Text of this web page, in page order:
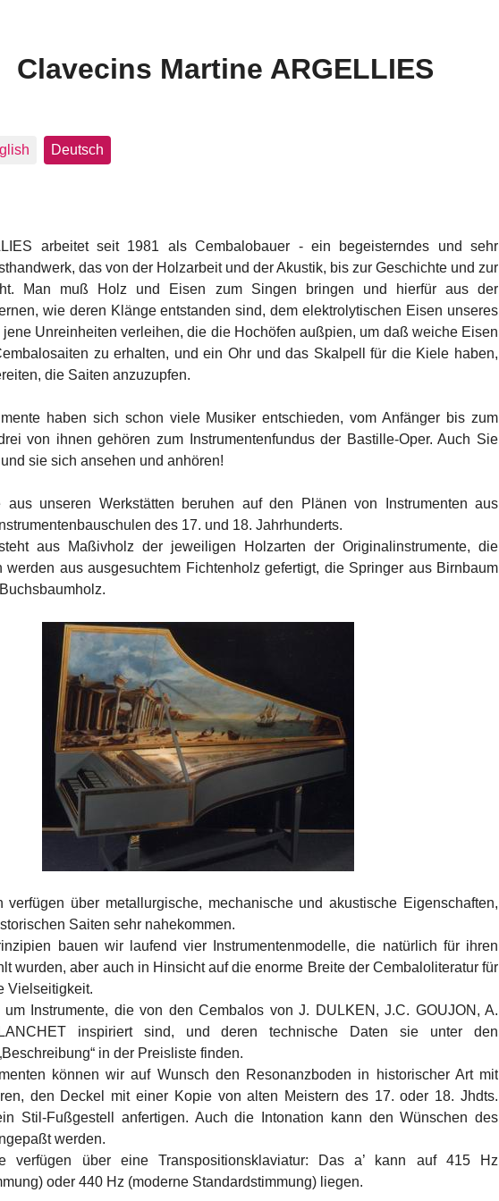
Clavecins Martine ARGELLIES
Deutsch
arbeitet seit 1981 als Cembalobauer - ein begeisterndes und sehr
das von der Holzarbeit und der Akustik, bis zur Geschichte und zur
Man muß Holz und Eisen zum Singen bringen und hierfür aus der
wie deren Klänge entstanden sind, dem elektrolytischen Eisen unseres
Unreinheiten verleihen, die die Hochöfen außpien, um daß weiche Eisen
zu erhalten, und ein Ohr und das Skalpell für die Kiele haben,
die Saiten anzuzupfen.
haben sich schon viele Musiker entschieden, vom Anfänger bis zum
von ihnen gehören zum Instrumentenfundus der Bastille-Oper. Auch Sie
sie sich ansehen und anhören!
aus unseren Werkstätten beruhen auf den Plänen von Instrumenten aus
des 17. und 18. Jahrhunderts.
aus Maßivholz der jeweiligen Holzarten der Originalinstrumente, die
werden aus ausgesuchtem Fichtenholz gefertigt, die Springer aus Birnbaum
verfügen über metallurgische, mechanische und akustische Eigenschaften,
Saiten sehr nahekommen.
bauen wir laufend vier Instrumentenmodelle, die natürlich für ihren
wurden, aber auch in Hinsicht auf die enorme Breite der Cembaloliteratur für
Vielseitigkeit.
Instrumente, die von den Cembalos von J. DULKEN, J.C. GOUJON, A.
inspiriert sind, und deren technische Daten sie unter den
in der Preisliste finden.
können wir auf Wunsch den Resonanzboden in historischer Art mit
den Deckel mit einer Kopie von alten Meistern des 17. oder 18. Jhdts.
Stil-Fußgestell anfertigen. Auch die Intonation kann den Wünschen des
werden.
verfügen über eine Transpositionsklaviatur: Das a’ kann auf 415 Hz
oder 440 Hz (moderne Standardstimmung) liegen.